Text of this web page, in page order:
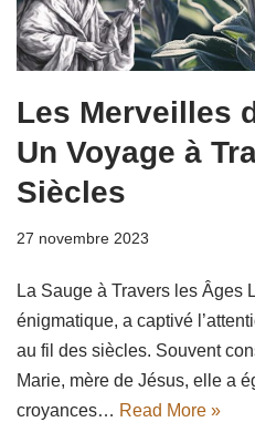
Les Merveilles
Un Voyage à
Siècles
27 novembre 2023
La Sauge à Travers les Âges
énigmatique, a captivé
au fil des siècles. Souvent
Marie, mère de Jésus, elle a
croyances… Read More »